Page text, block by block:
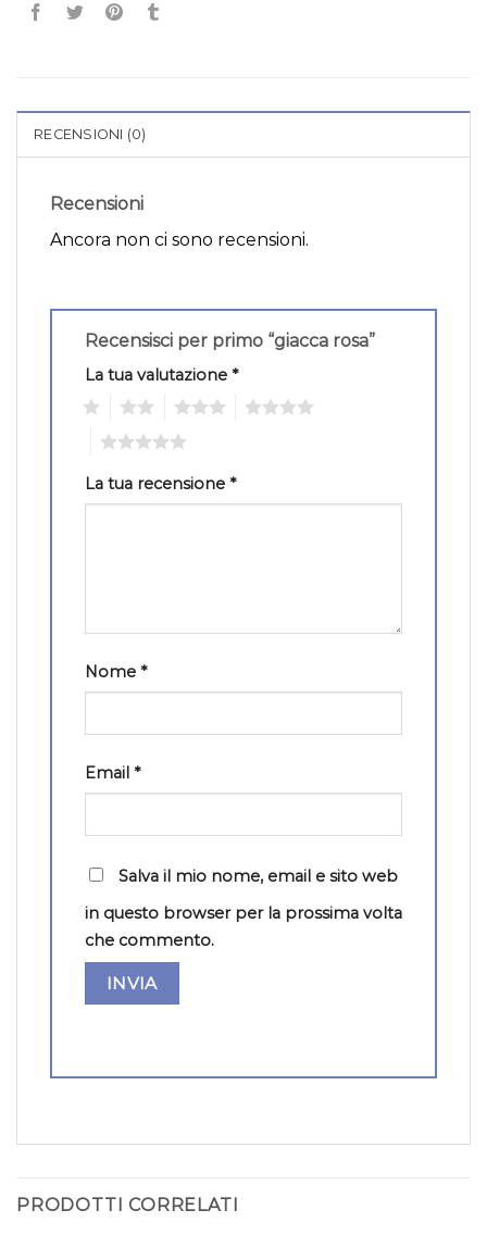
RECENSIONI (0)
Recensioni
Ancora non ci sono recensioni.
Recensisci per primo “giacca rosa”
La tua valutazione *
La tua recensione *
Nome *
Email *
Salva il mio nome, email e sito web
in questo browser per la prossima volta
che commento.
PRODOTTI CORRELATI